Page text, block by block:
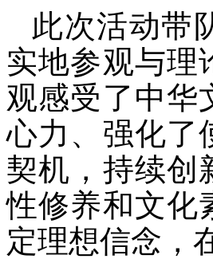
此次活动带
实地参观与理
观感受了中华
心力、强化了
契机，持续创
性修养和文化
定理想信念，